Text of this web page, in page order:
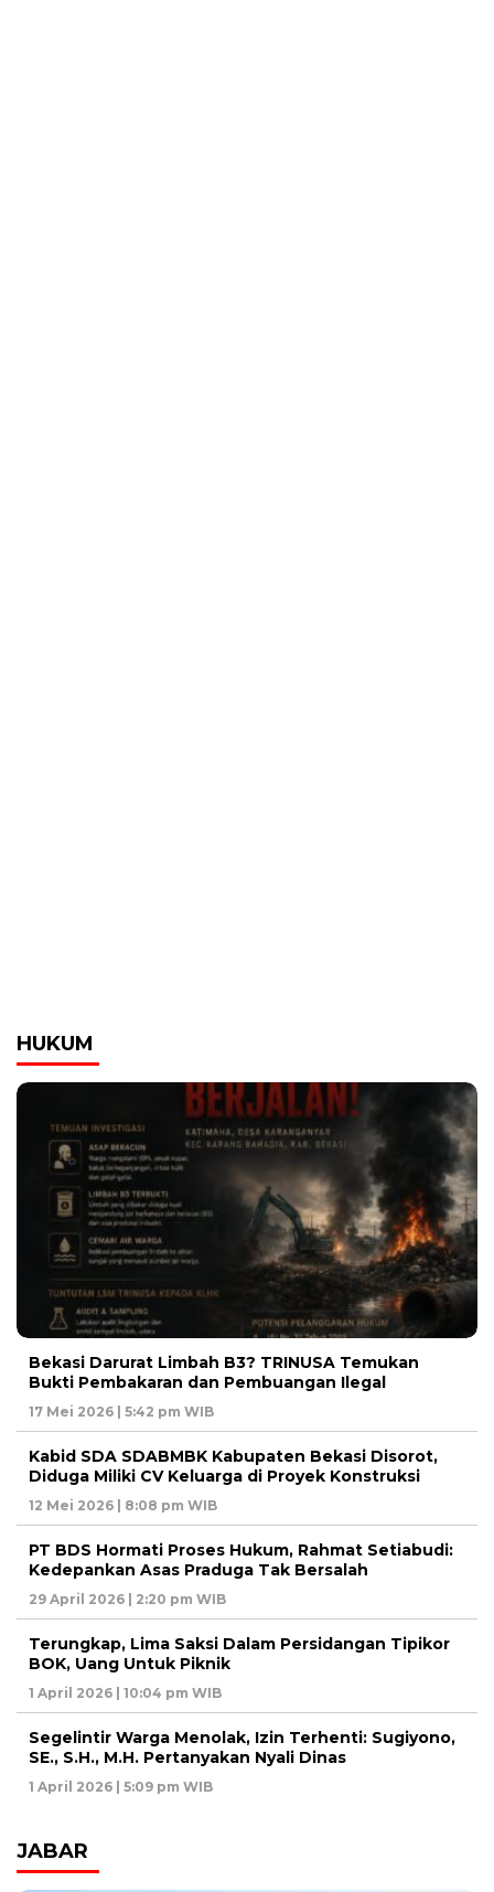
HUKUM
Bekasi Darurat Limbah B3? TRINUSA Temukan
Bukti Pembakaran dan Pembuangan Ilegal
17 Mei 2026 | 5:42 pm WIB
Kabid SDA SDABMBK Kabupaten Bekasi Disorot,
Diduga Miliki CV Keluarga di Proyek Konstruksi
12 Mei 2026 | 8:08 pm WIB
PT BDS Hormati Proses Hukum, Rahmat Setiabudi:
Kedepankan Asas Praduga Tak Bersalah
29 April 2026 | 2:20 pm WIB
Terungkap, Lima Saksi Dalam Persidangan Tipikor
BOK, Uang Untuk Piknik
1 April 2026 | 10:04 pm WIB
Segelintir Warga Menolak, Izin Terhenti: Sugiyono,
SE., S.H., M.H. Pertanyakan Nyali Dinas
1 April 2026 | 5:09 pm WIB
JABAR